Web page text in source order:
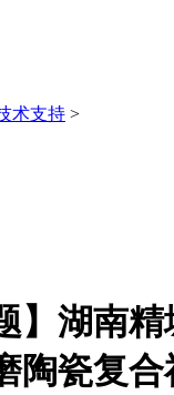
术支持 >
】湖南
陶瓷复合